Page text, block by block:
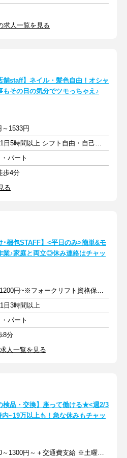
求人一覧を見る
舗staff】ネイル・髪色自由！オシャ
もその日の気分でツモっちゃえ♪
1533円
週1日以上 1日5時間以上 シフト自由・自己申告
パート
歩4分
る
･梱包STAFF】<平日のみ>簡単&モ
業♪家庭と両立◎休み連絡はチャッ
時給1080~1200円~※フォークリフト資格保持者:時給1200円~1400円
日3時間以上
パート
8分
人一覧を見る
検品・交換】座って働ける★<週2/3
内~19万以上も！急な休みもチャッ
時給：1130～1300円～＋交通費支給 ※土曜日・祝日は時給50円UP